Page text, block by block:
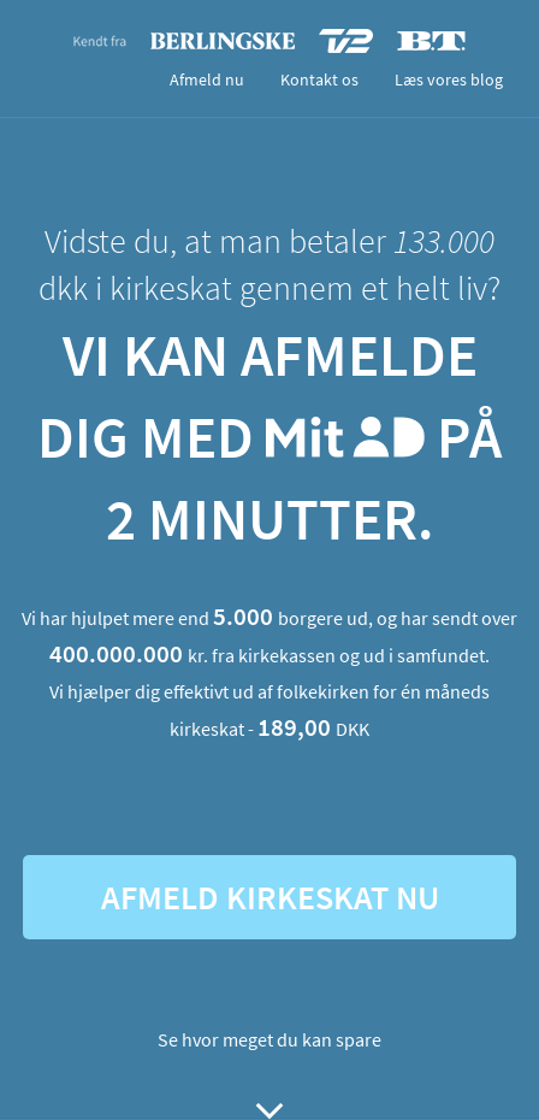
Afmeld nu Kontakt os Læs vores blog
Vidste du, at man betaler133.000
dkk i kirkeskat gennem et helt liv?
VI KAN AFMELDE
DIG MED
PÅ
2 MINUTTER.
Vi har hjulpet mere end 5.000 borgere ud, og har sendt over
400.000.000 kr. fra kirkekassen og ud i samfundet.
Vi hjælper dig effektivt ud af folkekirken for én måneds
kirkeskat - 189,00 DKK
AFMELD KIRKESKAT NU
Se hvor meget du kan spare